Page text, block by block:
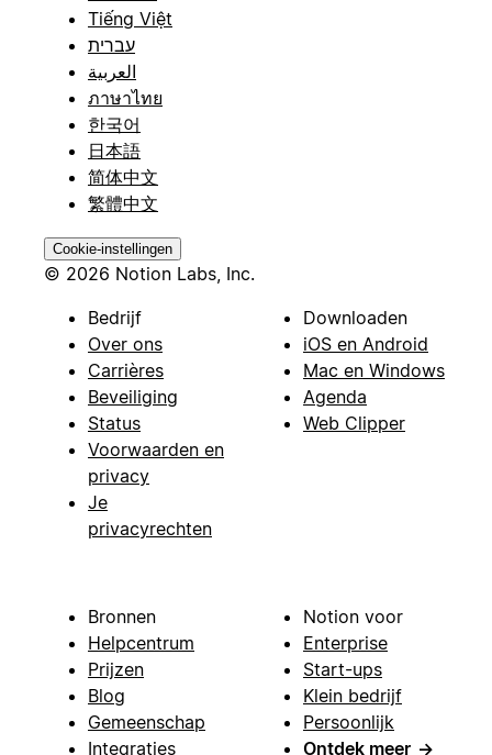
Tiếng Việt
עברית
العربية
ภาษาไทย
한국어
日本語
简体中文
繁體中文
Cookie-instellingen
© 2026 Notion Labs, Inc.
Bedrijf
Over ons
Carrières
Beveiliging
Status
Voorwaarden en
privacy
Je
privacyrechten
Downloaden
iOS en Android
Mac en Windows
Agenda
Web Clipper
Bronnen
Helpcentrum
Prijzen
Blog
Gemeenschap
Integraties
Notion voor
Enterprise
Start-ups
Klein bedrijf
Persoonlijk
Ontdek meer →